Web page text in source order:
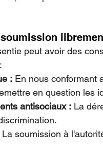
peut avoir des
: En nous conformant
en question les
antisociaux : La
La soumission à